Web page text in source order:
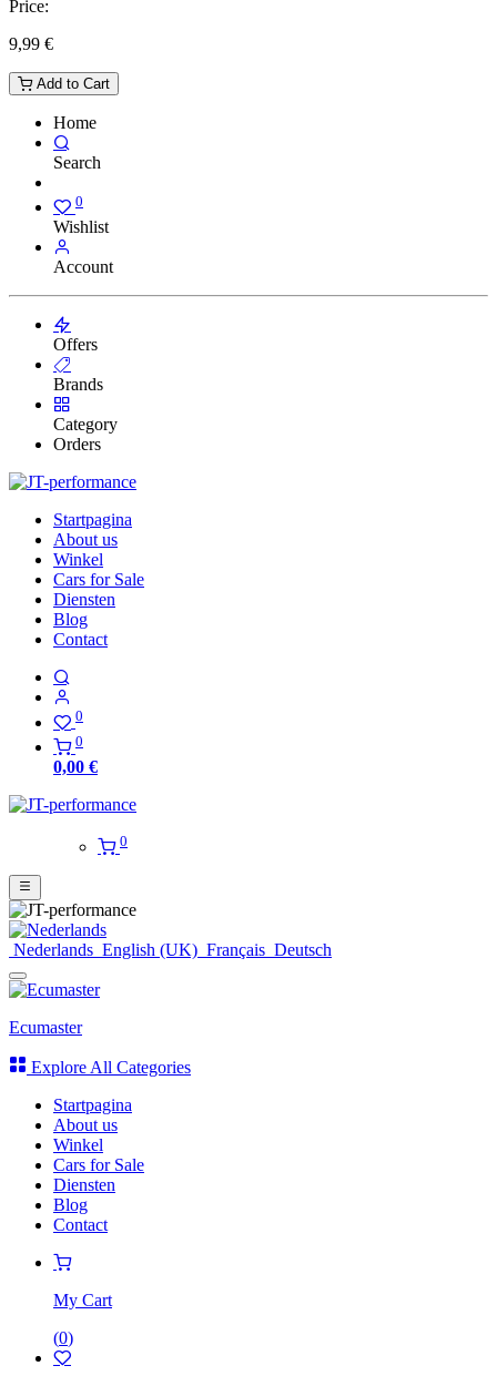
Price:
9,99 €
Add to Cart
Home
Search
0
Wishlist
Account
Offers
Brands
Category
Orders
Startpagina
About us
Winkel
Cars for Sale
Diensten
Blog
Contact
0
0
0,00 €
0
Nederlands English (UK) Français Deutsch
Ecumaster
Explore All Categories
Startpagina
About us
Winkel
Cars for Sale
Diensten
Blog
Contact
My Cart
(0)